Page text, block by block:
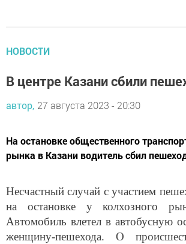
НОВОСТИ
В центре Казани сбили
автор, 27 августа 2023 - 20:30
На остановке общественного
рынка в Казани водитель сбил
Несчастный случай с участием
на остановке у колхозного
Автомобиль влетел в автобусную
женщину-пешехода. О